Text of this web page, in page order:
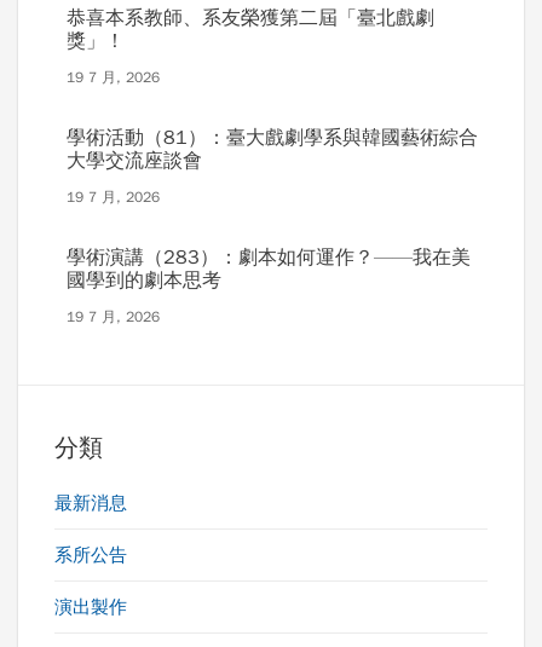
恭喜本系教師、系友榮獲第二屆「臺北戲劇
獎」！
19 7 月, 2026
學術活動（81）：臺大戲劇學系與韓國藝術綜合
大學交流座談會
19 7 月, 2026
學術演講（283）：劇本如何運作？——我在美
國學到的劇本思考
19 7 月, 2026
分類
最新消息
系所公告
演出製作